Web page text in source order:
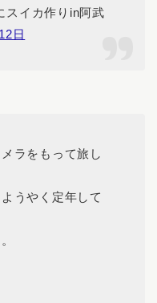
スイカ作りin阿武
日
ラをもって旅し
うやく定年して